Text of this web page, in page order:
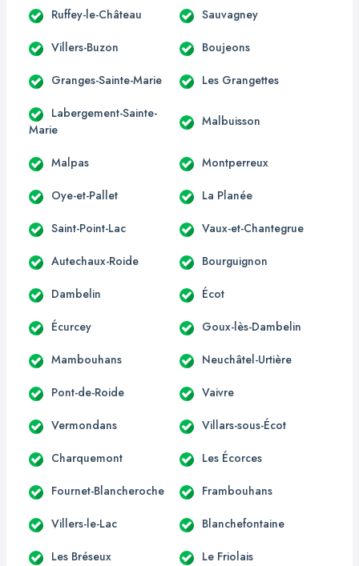
Ruffey-le-Château Sauvagney
Villers-Buzon Boujeons
Granges-Sainte-Marie Les Grangettes
Labergement-Sainte-
Marie
Malbuisson
Malpas Montperreux
Oye-et-Pallet La Planée
Saint-Point-Lac Vaux-et-Chantegrue
Autechaux-Roide Bourguignon
Dambelin Écot
Écurcey Goux-lès-Dambelin
Mambouhans Neuchâtel-Urtière
Pont-de-Roide Vaivre
Vermondans Villars-sous-Écot
Charquemont Les Écorces
Fournet-Blancheroche Frambouhans
Villers-le-Lac Blanchefontaine
Les Bréseux Le Friolais